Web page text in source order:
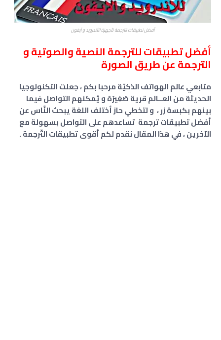
أفضل تطبيقات الترجمة لأجهزة الأندرويد و آيفون
أفضل تطبيقات للترجمة النصية والصوتية و
الترجمة عن طريق الصورة
متابعي عالم الهواتف الذكيّة مرحبا بكم ، جعلت التكنولوجيا
الحديثة من العــالم قرية صَغِيرَة و يُمكنهم التواصل فيما
بينهم بكبسة زر ، و لتخطي حاز أختلف اللغة يبحث النَّاس عن
أفضل تطبيقات ترجمة تساعدهم على التواصل بسهولة مع
الآخرين ، في هذا المقال نقدم لكم أقوى تطبيقات التّرجمة .